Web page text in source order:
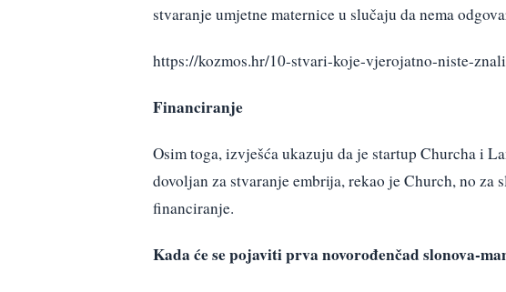
stvaranje umjetne maternice u slučaju da nema
https://kozmos.hr/10-stvari-koje-vjerojatno-niste-
Financiranje
Osim toga, izvješća ukazuju da je startup Churcha i
dovoljan za stvaranje embrija, rekao je Church, no za
financiranje.
Kada će se pojaviti prva novorođenčad slonova-